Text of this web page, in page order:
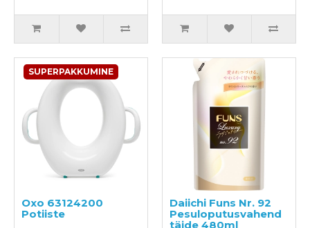
SUPERPAKKUMINE
Oxo 63124200
Potiiste
Daiichi Funs Nr. 92
Pesuloputusvahend
täide 480ml